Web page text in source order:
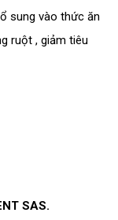
sung vào thức ăn
ruột , giảm tiêu
SAS.